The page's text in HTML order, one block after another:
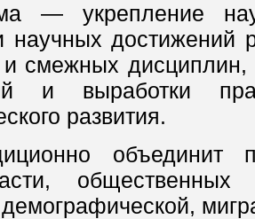
— укрепление
научных
смежных дисциплин,
и выработки
развития.
объединит
общественных